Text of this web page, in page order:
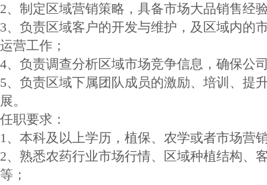
2、制定区域营销策略，具备市场大品销售经
3、负责区域客户的开发与维护，及区域内的
运营工作；
4、负责调查分析区域市场竞争信息，确保公
5、负责区域下属团队成员的激励、培训、提
展。
任职要求：
1、本科及以上学历，植保、农学或者市场营
2、熟悉农药行业市场行情、区域种植结构、
等；